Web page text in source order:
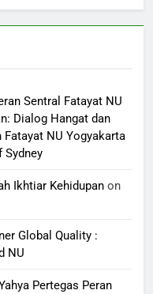
Sentral Fatayat NU
Dialog Hangat dan
Fatayat NU Yogyakarta
Sydney
Ikhtiar Kehidupan on
Global Quality :
NU
Pertegas Peran